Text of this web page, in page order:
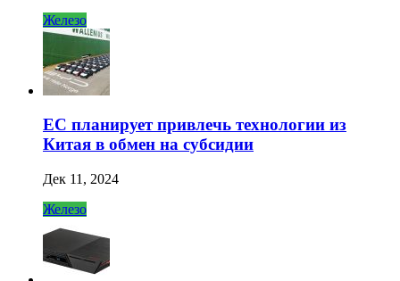
Железо
ЕС планирует привлечь технологии из
Китая в обмен на субсидии
Дек 11, 2024
Железо